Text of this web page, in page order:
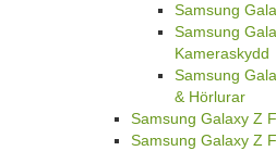
Samsung
Samsung
Kameraskydd
Samsung
& Hörlurar
Samsung Galaxy Z
Samsung Galaxy Z